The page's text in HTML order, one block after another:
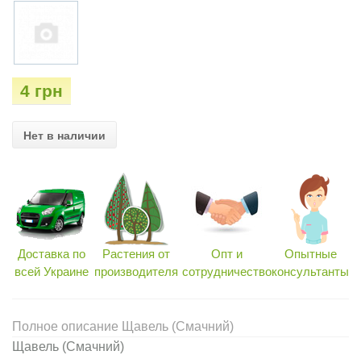
4 грн
Нет в наличии
Доставка по
всей Украине
Растения от
производителя
Опт и
сотрудничество
Опытные
консультанты
Полное описание Щавель (Смачний)
Щавель (Смачний)